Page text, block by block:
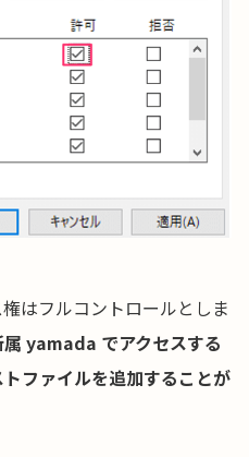
はフルコントロールとしま
yamada でアクセスする
ファイルを追加することが